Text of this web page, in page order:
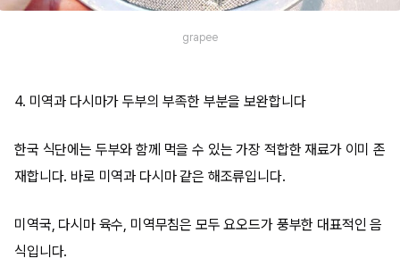
grapee
4. 미역과 다시마가 두부의 부족한 부분을 보완합니다
한국 식단에는 두부와 함께 먹을 수 있는 가장 적합한 재료가 이미 존
재합니다. 바로 미역과 다시마 같은 해조류입니다.
미역국, 다시마 육수, 미역무침은 모두 요오드가 풍부한 대표적인 음
식입니다.